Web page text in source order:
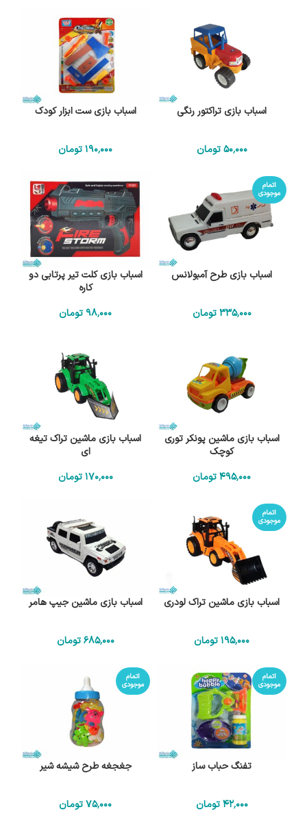
اسباب بازی تراکتور رنگی
50٬000 تومان
اسباب بازی ست ابزار کودک
190٬000تومان
اتمام
موجودی
اسباب بازی طرح آمبولانس
335٬000 تومان
اسباب بازی کلت تیر پرتابی دو
کاره
98٬000تومان
اسباب بازی ماشین پونکر توری
کوچک
495٬000تومان
اسباب بازی ماشین تراک تیغه
ای
170٬000 تومان
اتمام
موجودی
اسباب بازی ماشین تراک لودری
195٬000تومان
اسباب بازی ماشین جیپ هامر
685٬000 تومان
اتمام
موجودی
تفنگ حباب ساز
42٬000 تومان
اتمام
موجودی
جغجغه طرح شیشه شیر
75٬000تومان